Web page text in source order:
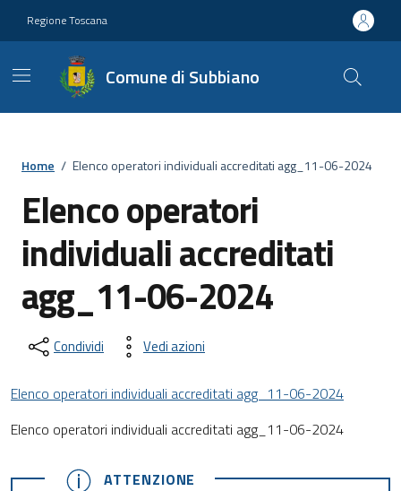
Regione Toscana
Comune di Subbiano
Home / Elenco operatori individuali accreditati agg_11-06-2024
Elenco operatori
individuali accreditati
agg_11-06-2024
Condividi Vedi azioni
Elenco operatori individuali accreditati agg_11-06-2024
Elenco operatori individuali accreditati agg_11-06-2024
ATTENZIONE
ATTENZIONE